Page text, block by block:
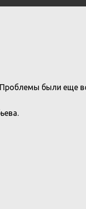
Проблемы были еще